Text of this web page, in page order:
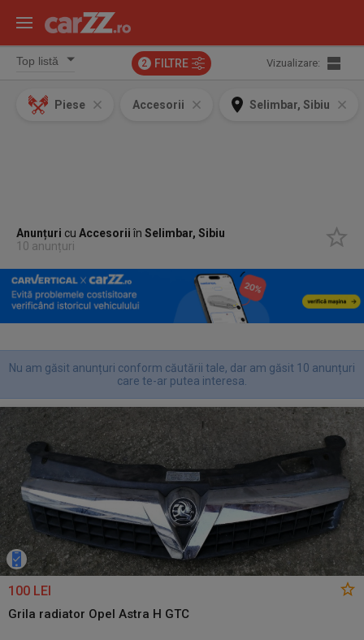
2 FILTRE Vizualizare:
Piese Accesorii Selimbar, Sibiu
Anunțuri cuAccesoriiînSelimbar, Sibiu
10 anunțuri
Nu am găsit anunțuri conform căutării tale, dar am găsit 10 anunțuri
care te-ar putea interesa.
100 LEI
Grila radiator Opel Astra H GTC